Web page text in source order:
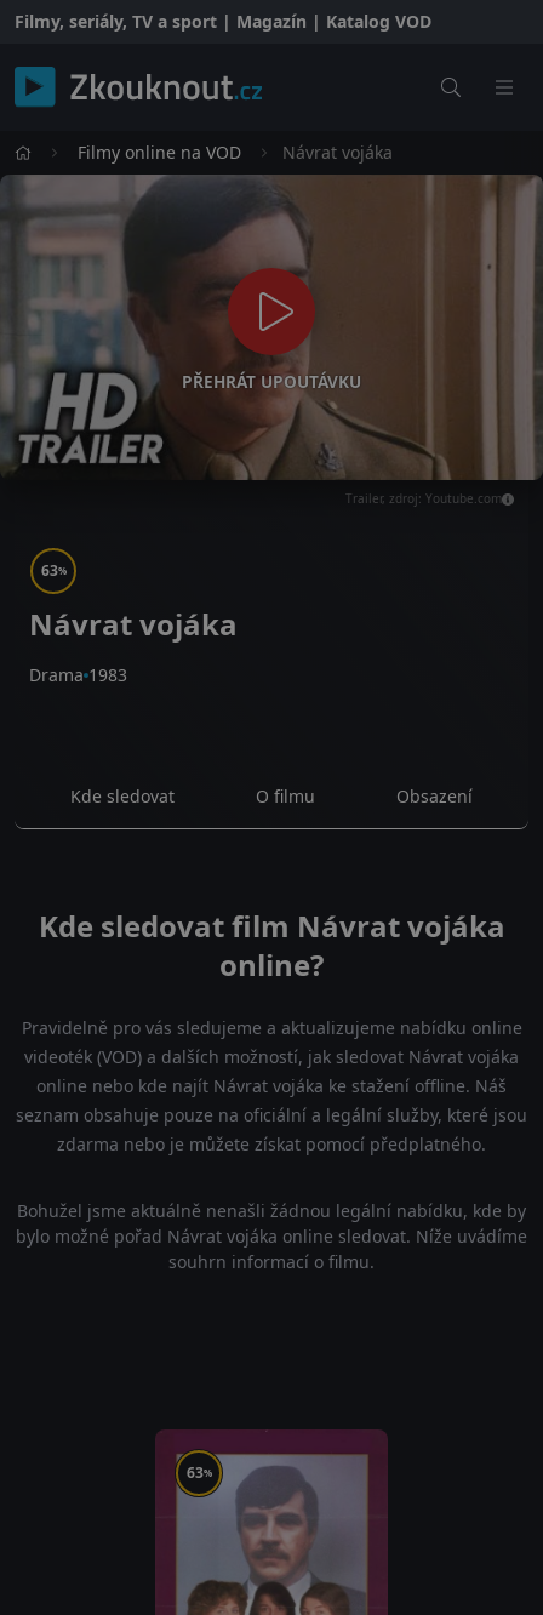
Filmy, seriály, TV a sport | Magazín | Katalog VOD
Filmy online na VOD Návrat vojáka
PŘEHRÁT UPOUTÁVKU
Trailer, zdroj: Youtube.com
63%
Návrat vojáka
Drama 1983
Kde sledovat O filmu Obsazení
Kde sledovat film Návrat vojáka
online?
Pravidelně pro vás sledujeme a aktualizujeme nabídku online
videoték (VOD) a dalších možností, jak sledovat Návrat vojáka
online nebo kde najít Návrat vojáka ke stažení offline. Náš
seznam obsahuje pouze na oficiální a legální služby, které jsou
zdarma nebo je můžete získat pomocí předplatného.
Bohužel jsme aktuálně nenašli žádnou legální nabídku, kde by
bylo možné pořad Návrat vojáka online sledovat. Níže uvádíme
souhrn informací o filmu.
63%